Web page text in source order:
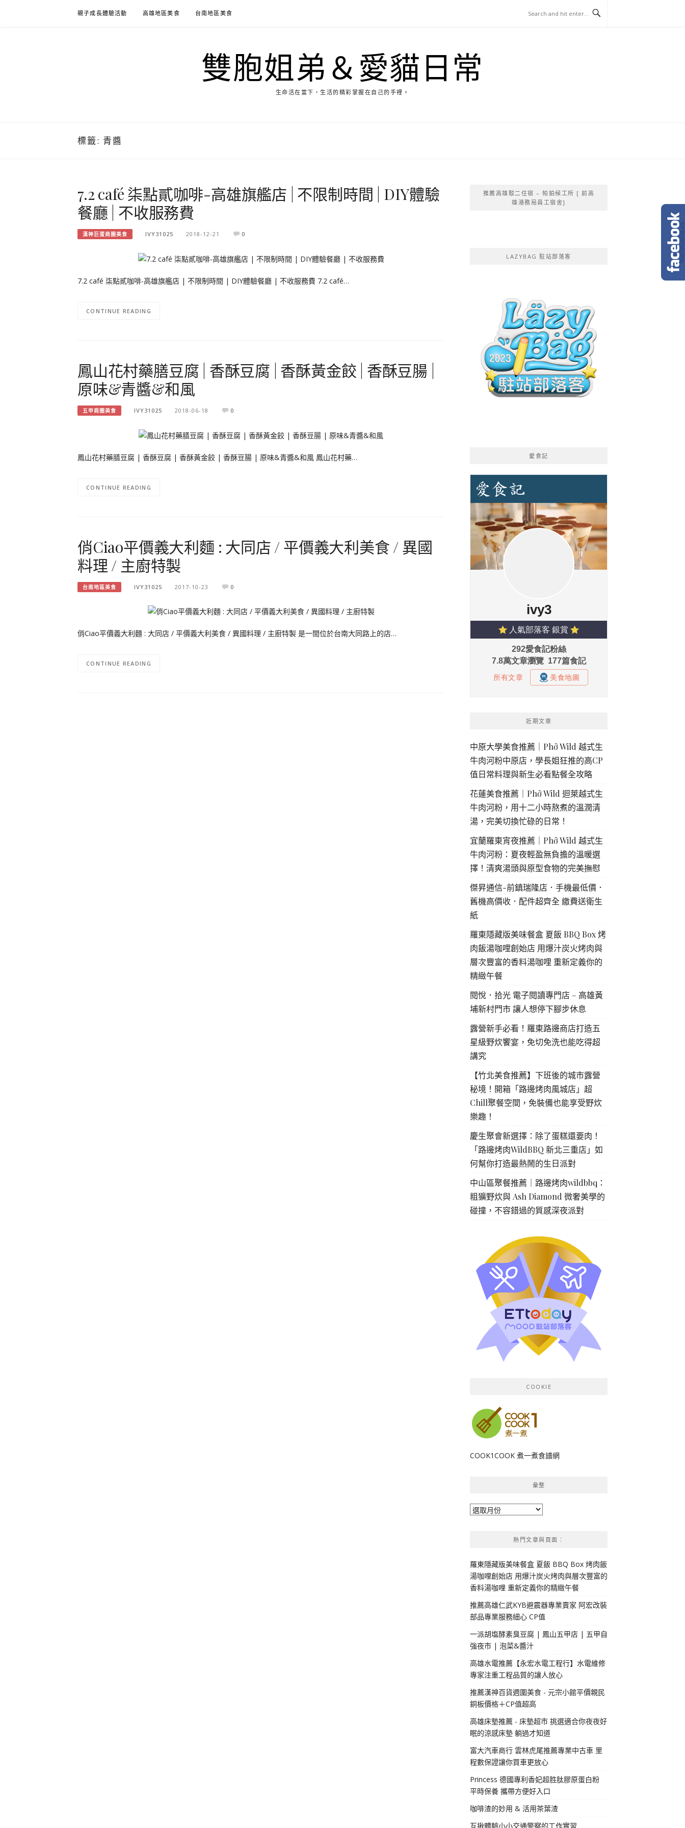
親子成長體驗活動 高雄地區美食 台南地區美食
雙胞姐弟＆愛貓日常
生命活在當下，生活的精彩掌握在自己的手裡。
標籤: 青醬
7.2 café 柒點貳咖啡-高雄旗艦店 | 不限制時間 | DIY體驗
餐廳 | 不收服務費
漢神巨蛋商圈美食 IVY31025 2018-12-21 0
7.2 café 柒點貳咖啡-高雄旗艦店 | 不限制時間 | DIY體驗餐廳 | 不收服務費 7.2 café…
CONTINUE READING
鳳山花村藥膳豆腐 | 香酥豆腐 | 香酥黃金餃 | 香酥豆腸 |
原味&青醬&和風
五甲商圈美食 IVY31025 2018-06-18 0
鳳山花村藥膳豆腐 | 香酥豆腐 | 香酥黃金餃 | 香酥豆腸 | 原味&青醬&和風 鳳山花村藥…
CONTINUE READING
俏Ciao平價義大利麵 : 大同店 / 平價義大利美食 / 異國
料理 / 主廚特製
台南地區美食 IVY31025 2017-10-23 0
俏Ciao平價義大利麵 : 大同店 / 平價義大利美食 / 異國料理 / 主廚特製 是一間位於台南大同路上的店…
CONTINUE READING
推薦高雄駁二住宿 – 帕鉑候工所 [ 前高
雄港務局員工宿舍]
LAZYBAG 駐站部落客
愛食記
近期文章
中原大學美食推薦｜Phở Wild 越式生
牛肉河粉中原店，學長姐狂推的高CP
值日常料理與新生必看點餐全攻略
花蓮美食推薦｜Phở Wild 迴萊越式生
牛肉河粉，用十二小時熬煮的溫潤清
湯，完美切換忙碌的日常！
宜蘭羅東宵夜推薦｜Phở Wild 越式生
牛肉河粉：夏夜輕盈無負擔的溫暖選
擇！清爽湯頭與原型食物的完美撫慰
傑昇通信-前鎮瑞隆店．手機最低價．
舊機高價收．配件超齊全 繳費送衛生
紙
羅東隱藏版美味餐盒 夏飯 BBQ Box 烤
肉飯湯咖哩創始店 用爆汁炭火烤肉與
層次豐富的香料湯咖哩 重新定義你的
精緻午餐
閱悅．拾光 電子閱讀專門店 – 高雄黃
埔新村門市 讓人想停下腳步休息
露營新手必看！羅東路邊商店打造五
星級野炊饗宴，免切免洗也能吃得超
講究
【竹北美食推薦】下班後的城市露營
秘境！開箱「路邊烤肉風城店」超
Chill聚餐空間，免裝備也能享受野炊
樂趣！
慶生聚會新選擇：除了蛋糕還要肉！
「路邊烤肉WildBBQ 新北三重店」如
何幫你打造最熱鬧的生日派對
中山區聚餐推薦｜路邊烤肉wildbbq：
粗獷野炊與 Ash Diamond 微奢美學的
碰撞，不容錯過的質感深夜派對
COOKIE
COOK1COOK 煮一煮食譜網
彙整
彙
熱門文章與頁面︰
羅東隱藏版美味餐盒 夏飯 BBQ Box 烤肉飯
湯咖哩創始店 用爆汁炭火烤肉與層次豐富的
香料湯咖哩 重新定義你的精緻午餐
推薦高雄仁武KYB避震器專業賣家 阿宏改裝
部品專業服務細心 CP值
一派胡塩酵素臭豆腐 | 鳳山五甲店 | 五甲自
強夜市 | 泡菜&醬汁
高雄水電推薦【永宏水電工程行】水電維修
專家注重工程品質的讓人放心
推薦漢神百貨週圍美食 - 元宗小館平價親民
銅板價格＋CP值超高
高雄床墊推薦 - 床墊超市 挑選適合你夜夜好
眠的涼感床墊 躺過才知道
富大汽車商行 雲林虎尾推薦專業中古車 里
程數保證讓你買車更放心
Princess 德國專利香妃超胜肽膠原蛋白粉
平時保養 攜帶方便好入口
咖啡渣的妙用 & 活用茶葉渣
互揪體驗小小交通警察的工作實習